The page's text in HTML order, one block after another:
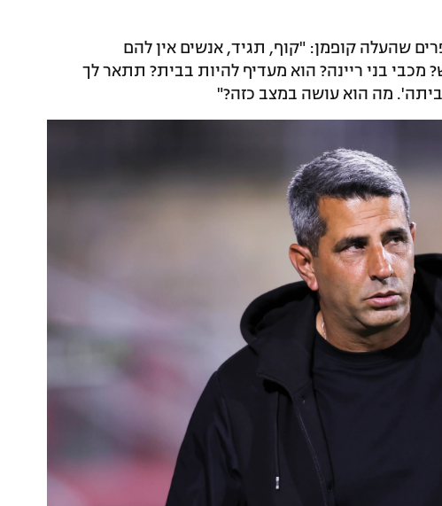
שהעלה קופמן: "קוף, תגיד, אנשים אין להם
אלף שקל בחודש? מכבי בני ריינה? הוא מעדיף להיות בבית? תתאר לך
מה הוא עושה במצב כזה?"